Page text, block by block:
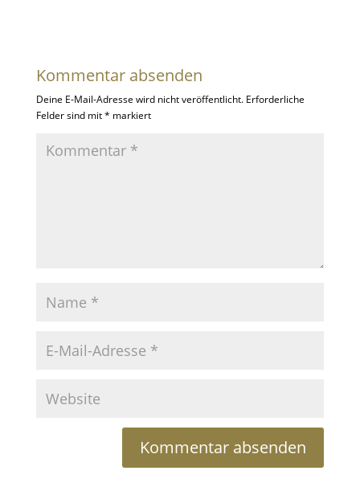
Kommentar absenden
Deine E-Mail-Adresse wird nicht veröffentlicht. Erforderliche
Felder sind mit* markiert